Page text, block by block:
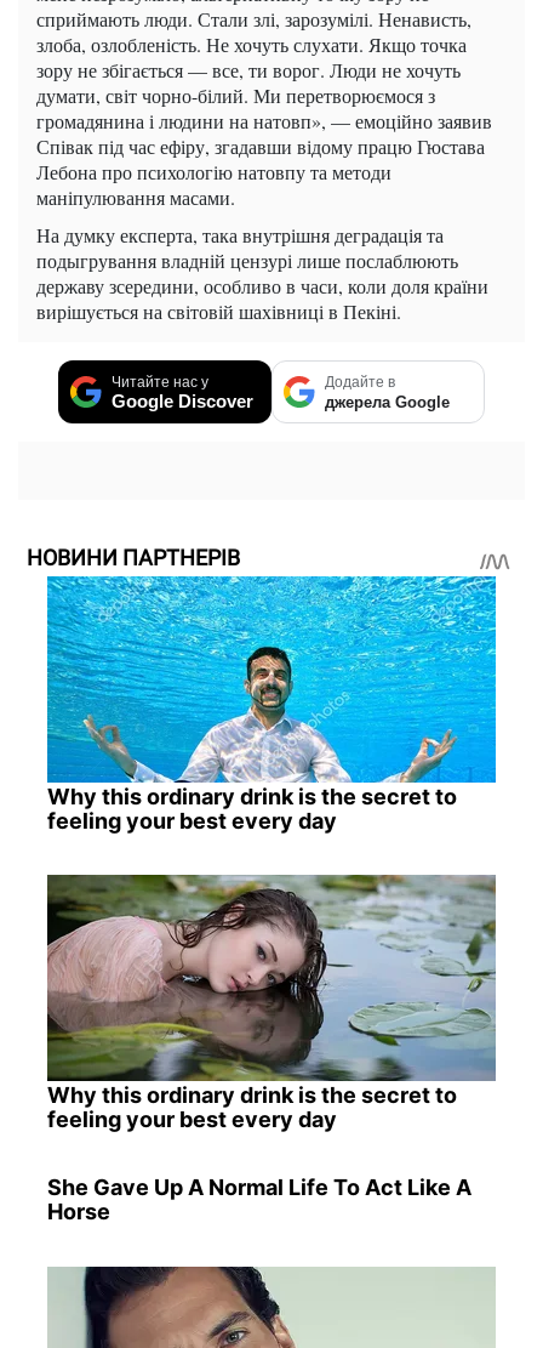
сприймають люди. Стали злі, зарозумілі. Ненависть,
злоба, озлобленість. Не хочуть слухати. Якщо точка
зору не збігається — все, ти ворог. Люди не хочуть
думати, світ чорно-білий. Ми перетворюємося з
громадянина і людини на натовп», — емоційно заявив
Співак під час ефіру, згадавши відому працю Гюстава
Лебона про психологію натовпу та методи
маніпулювання масами.
На думку експерта, така внутрішня деградація та
подыгрування владній цензурі лише послаблюють
державу зсередини, особливо в часи, коли доля країни
вирішується на світовій шахівниці в Пекіні.
Читайте нас у
Google Discover
Додайте в
джерела Google
НОВИНИ ПАРТНЕРІВ
Why this ordinary drink is the secret to
feeling your best every day
Why this ordinary drink is the secret to
feeling your best every day
She Gave Up A Normal Life To Act Like A
Horse